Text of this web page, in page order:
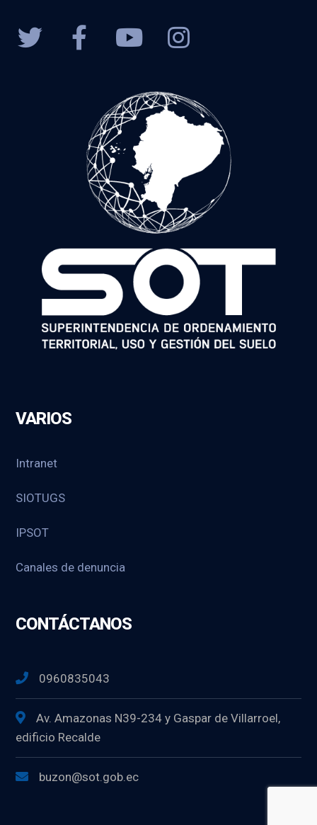
VARIOS
Intranet
SIOTUGS
IPSOT
Canales de denuncia
CONTÁCTANOS
0960835043
Av. Amazonas N39-234 y Gaspar de Villarroel,
edificio Recalde
buzon@sot.gob.ec